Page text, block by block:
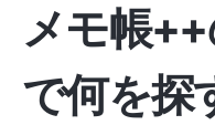
メモ帳
で何を探